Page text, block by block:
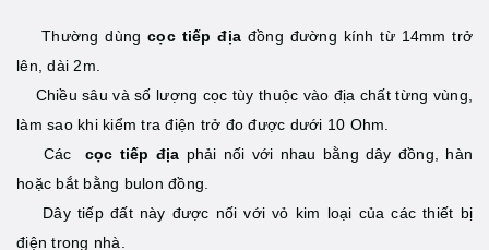
Thường dùng cọc tiếp địa đồng đường kính từ 14mm trở
lên, dài 2m.
Chiều sâu và số lượng cọc tùy thuộc vào địa chất từng vùng,
làm sao khi kiểm tra điện trở đo được dưới 10 Ohm.
Các
cọc tiếp địa phải nối với nhau bằng dây đồng, hàn
hoặc bắt bằng bulon đồng.
Dây tiếp đất này được nối với vỏ kim loại của các thiết bị
điện trong nhà.